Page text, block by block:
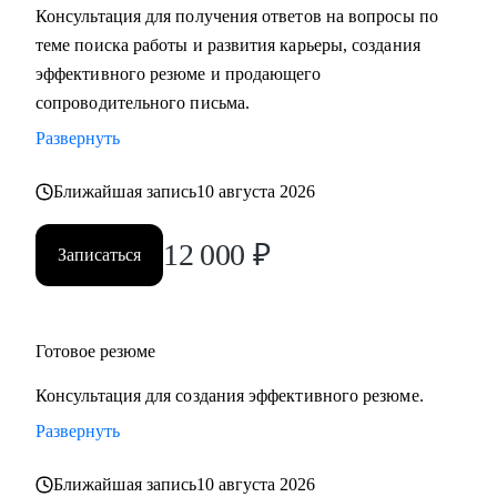
С чем помогу:
• Разработать карьерную стратегию и план перехода в IT из
других сфер.
• Определить, какие из имеющихся навыков можно
смены вектора.
• Правильно преподнести текущий опыт как в резюме, так
и в самопрезентации на интервью.
• Разобраться в рынке IT и его трендах.
Кому могу помочь:
в направлениях: Разработка, Тестирование, Техническая
поддержка, Прикладное и системное администрирование,
Системная аналитика
Консультация для получения ответов на вопросы по
теме поиска работы и развития карьеры, создания
эффективного резюме и продающего
сопроводительного письма.
Развернуть
Ближайшая запись10 августа 2026
Записаться 12 000 ₽
Готовое резюме
Консультация для создания эффективного резюме.
Развернуть
Ближайшая запись10 августа 2026